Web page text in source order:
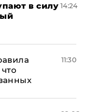
в силу 14:24
11:30